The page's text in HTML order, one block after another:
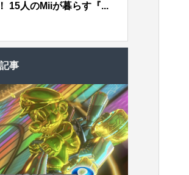
15人のMiiが暮らす『...
事